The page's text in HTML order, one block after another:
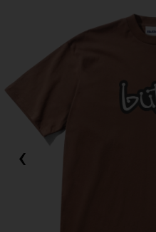
‹